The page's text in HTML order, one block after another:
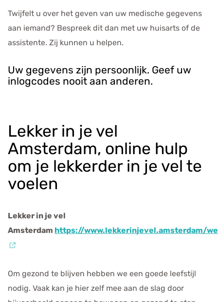
Twijfelt u over het geven van uw medische gegevens
aan iemand? Bespreek dit dan met uw huisarts of de
assistente. Zij kunnen u helpen.
Uw gegevens zijn persoonlijk. Geef uw
inlogcodes nooit aan anderen.
Lekker in je vel
Amsterdam, online hulp
om je lekkerder in je vel te
voelen
Lekker in je vel
Amsterdam https://www.lekkerinjevel.amsterdam/
Om gezond te blijven hebben we een goede leefstijl
nodig. Vaak kan je hier zelf mee aan de slag door